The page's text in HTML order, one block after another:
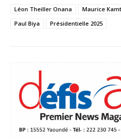
Léon Theiller Onana
Maurice
Paul Biya
Présidentielle 2025